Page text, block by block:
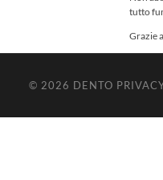
tutto
Grazie
© 2026 DENTO